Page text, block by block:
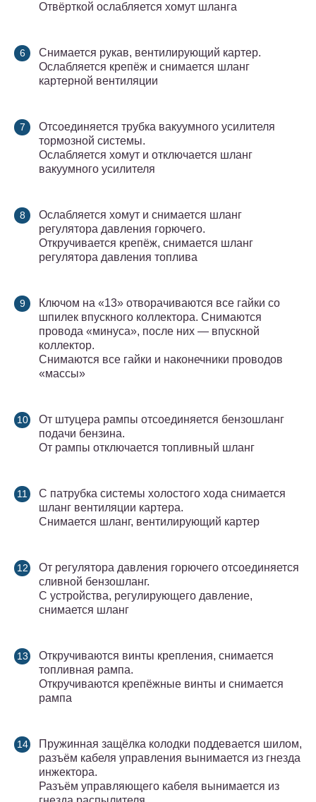
Отвёрткой ослабляется хомут шланга
Снимается рукав, вентилирующий картер.
Ослабляется крепёж и снимается шланг
картерной вентиляции
Отсоединяется трубка вакуумного усилителя
тормозной системы.
Ослабляется хомут и отключается шланг
вакуумного усилителя
Ослабляется хомут и снимается шланг
регулятора давления горючего.
Откручивается крепёж, снимается шланг
регулятора давления топлива
Ключом на «13» отворачиваются все гайки со
шпилек впускного коллектора. Снимаются
провода «минуса», после них — впускной
коллектор.
Снимаются все гайки и наконечники проводов
«массы»
От штуцера рампы отсоединяется бензошланг
подачи бензина.
От рампы отключается топливный шланг
С патрубка системы холостого хода снимается
шланг вентиляции картера.
Снимается шланг, вентилирующий картер
От регулятора давления горючего отсоединяется
сливной бензошланг.
С устройства, регулирующего давление,
снимается шланг
Откручиваются винты крепления, снимается
топливная рампа.
Откручиваются крепёжные винты и снимается
рампа
Пружинная защёлка колодки поддевается шилом,
разъём кабеля управления вынимается из гнезда
инжектора.
Разъём управляющего кабеля вынимается из